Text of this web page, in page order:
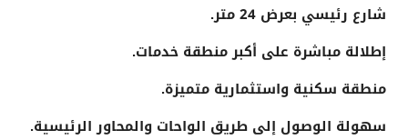
شارع رئيسي بعرض 24 متر.
إطلالة مباشرة على أكبر منطقة خدمات.
منطقة سكنية واستثمارية متميزة.
سهولة الوصول إلى طريق الواحات والمحاور الرئيسية.